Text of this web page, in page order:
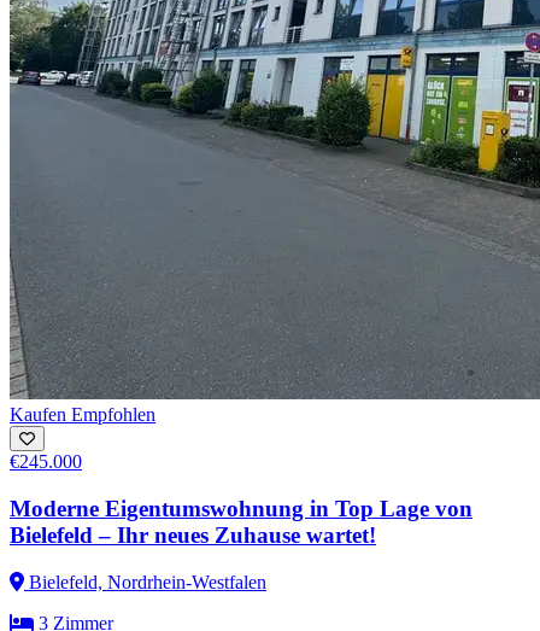
Kaufen Empfohlen
€245.000
Moderne Eigentumswohnung in Top Lage von
Bielefeld – Ihr neues Zuhause wartet!
Bielefeld, Nordrhein-Westfalen
3 Zimmer